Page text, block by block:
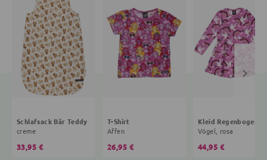
Schlafsack Bär Teddy
creme
33,95 €
T-Shirt
Affen
26,95 €
Vögel, rosa
44,95 €